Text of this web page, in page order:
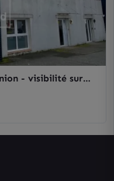
- visibilité sur